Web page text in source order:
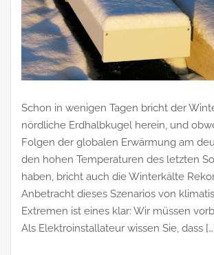
Schon in wenigen Tagen bricht der
nördliche Erdhalbkugel herein, und
Folgen der globalen Erwärmung am
den hohen Temperaturen des letzten
haben, bricht auch die Winterkälte
Anbetracht dieses Szenarios von
Extremen ist eines klar: Wir müssen
Als Elektroinstallateur wissen Sie, dass